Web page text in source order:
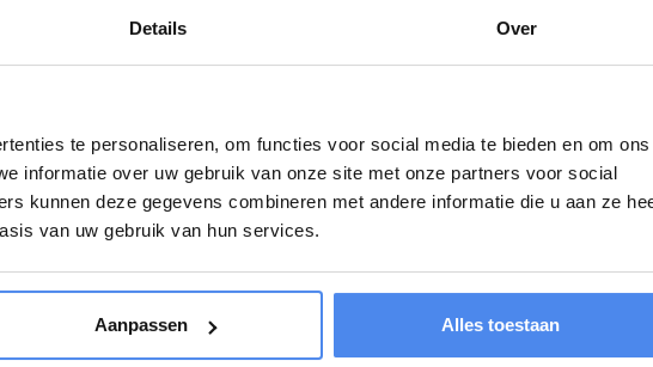
Details Over
te personaliseren, om functies voor social media te bieden en om ons
informatie over uw gebruik van onze site met onze partners voor social
kunnen deze gegevens combineren met andere informatie die u aan ze
van uw gebruik van hun services.
Aanpassen Alles toestaan
GT750
Vanaf € 1.999,00 excl. BTW
Meer informatie
Vanaf €
Meer
- 20% - 20%